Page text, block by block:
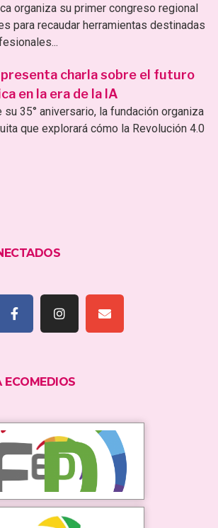
organiza su primer congreso regional
para recaudar herramientas destinadas
presenta charla sobre el futuro
en la era de la IA
su 35° aniversario, la fundación organiza
que explorará cómo la Revolución 4.0
ECOMEDIOS